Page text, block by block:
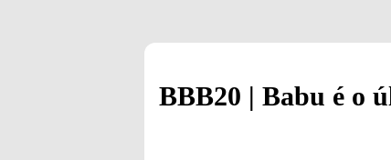
BBB20 | Babu é o